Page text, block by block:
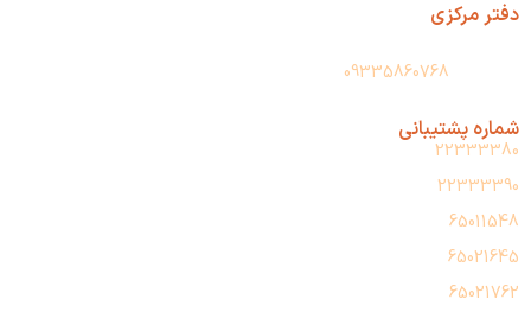
دفتر مرکزی
شماره پشتیبانی
22333380
22333390
65011548
65021645
65021762